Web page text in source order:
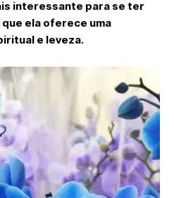
interessante para se ter
ela oferece uma
e leveza.